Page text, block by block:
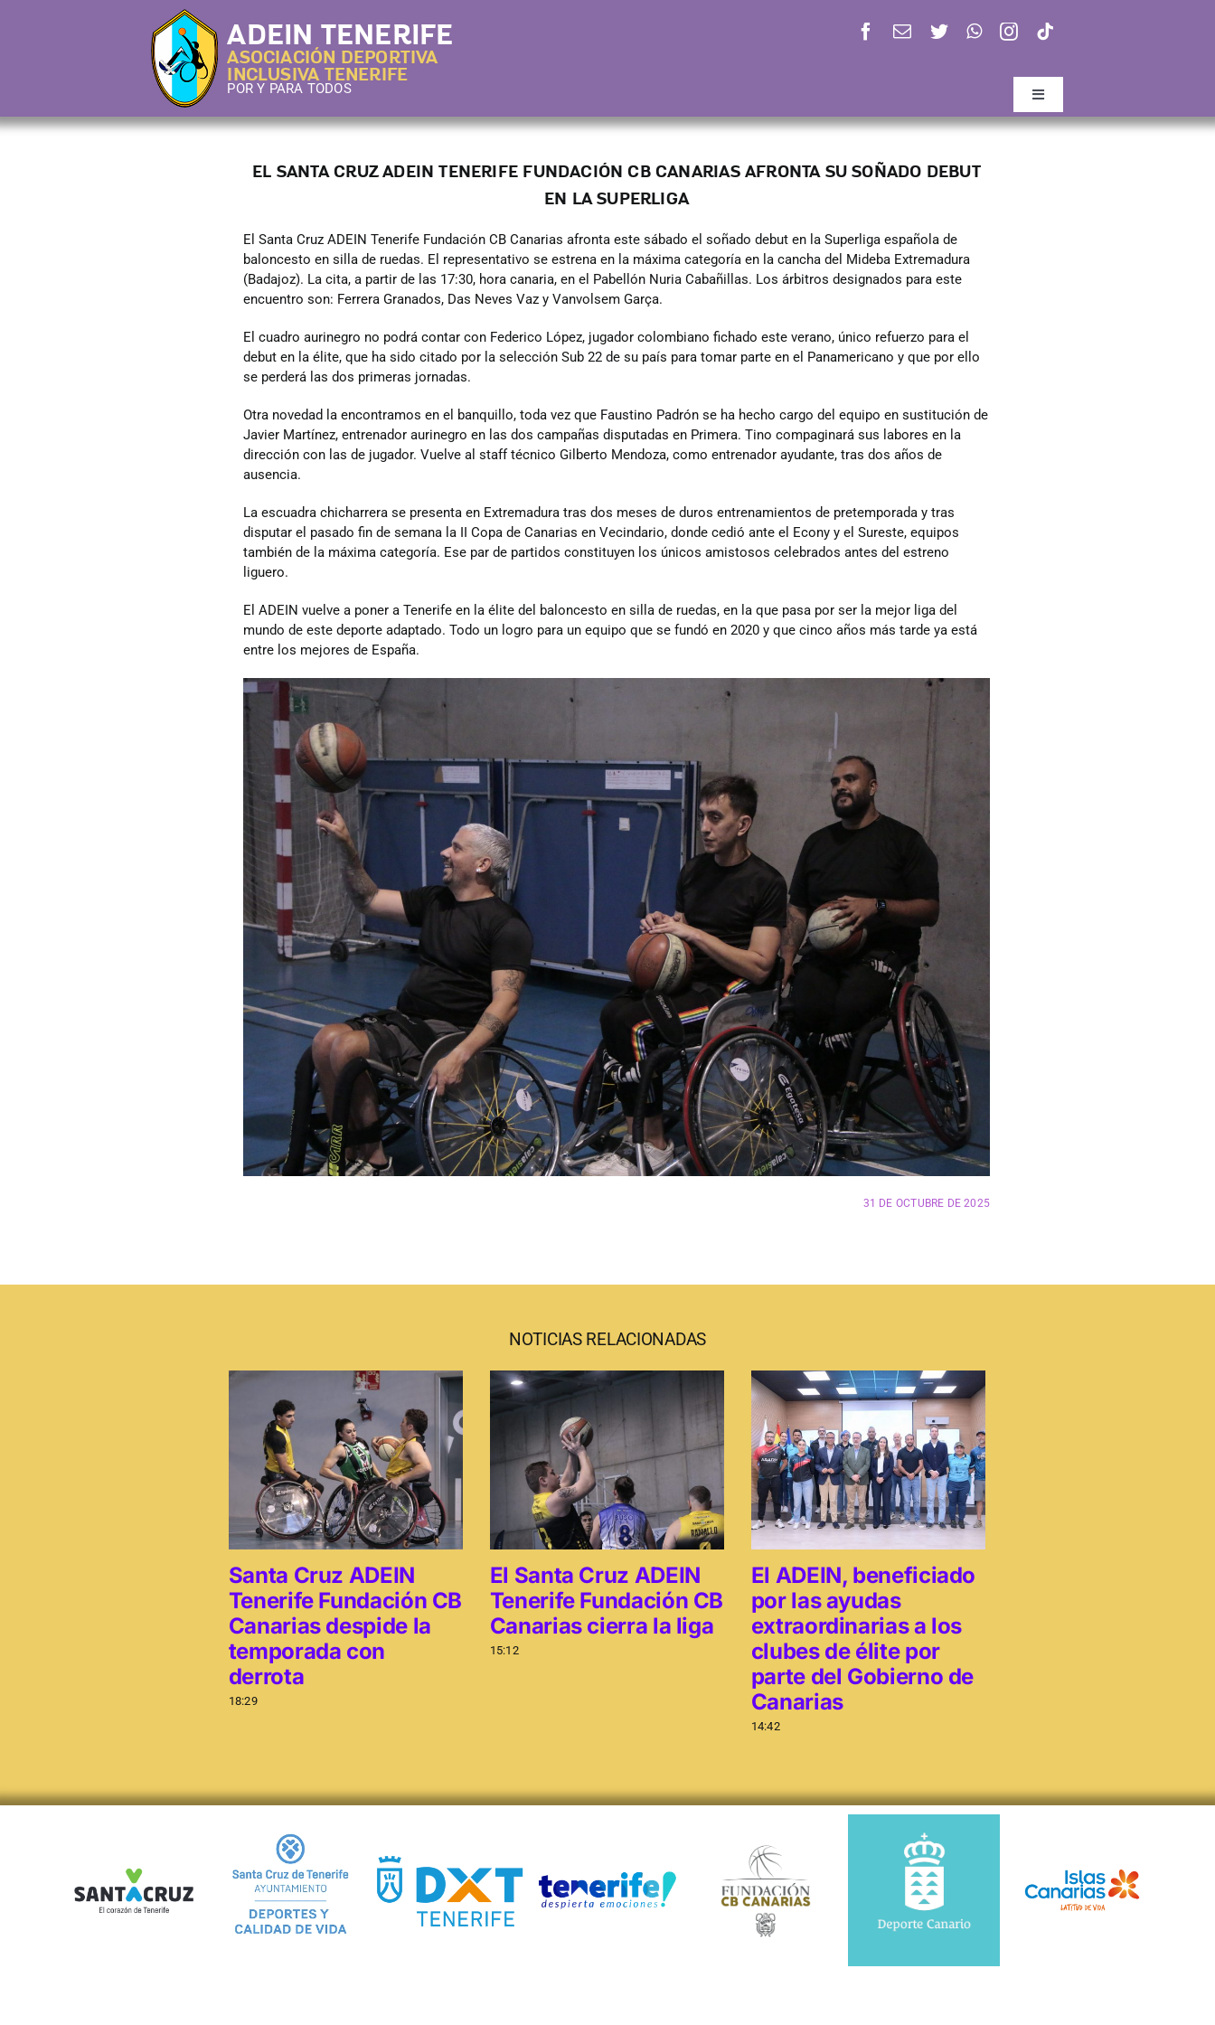
ADEIN TENERIFE
ASOCIACIÓN DEPORTIVA
INCLUSIVA TENERIFE
POR Y PARA TODOS
Toggle
Navigation
EL SANTA CRUZ ADEIN TENERIFE FUNDACIÓN CB CANARIAS AFRONTA SU SOÑADO DEBUT
EN LA SUPERLIGA
El Santa Cruz ADEIN Tenerife Fundación CB Canarias afronta este sábado el soñado debut en la Superliga española de
baloncesto en silla de ruedas. El representativo se estrena en la máxima categoría en la cancha del Mideba Extremadura
(Badajoz). La cita, a partir de las 17:30, hora canaria, en el Pabellón Nuria Cabañillas. Los árbitros designados para este
encuentro son: Ferrera Granados, Das Neves Vaz y Vanvolsem Garça.
El cuadro aurinegro no podrá contar con Federico López, jugador colombiano fichado este verano, único refuerzo para el
debut en la élite, que ha sido citado por la selección Sub 22 de su país para tomar parte en el Panamericano y que por ello
se perderá las dos primeras jornadas.
Otra novedad la encontramos en el banquillo, toda vez que Faustino Padrón se ha hecho cargo del equipo en sustitución de
Javier Martínez, entrenador aurinegro en las dos campañas disputadas en Primera. Tino compaginará sus labores en la
dirección con las de jugador. Vuelve al staff técnico Gilberto Mendoza, como entrenador ayudante, tras dos años de
ausencia.
La escuadra chicharrera se presenta en Extremadura tras dos meses de duros entrenamientos de pretemporada y tras
disputar el pasado fin de semana la II Copa de Canarias en Vecindario, donde cedió ante el Econy y el Sureste, equipos
también de la máxima categoría. Ese par de partidos constituyen los únicos amistosos celebrados antes del estreno
liguero.
El ADEIN vuelve a poner a Tenerife en la élite del baloncesto en silla de ruedas, en la que pasa por ser la mejor liga del
mundo de este deporte adaptado. Todo un logro para un equipo que se fundó en 2020 y que cinco años más tarde ya está
entre los mejores de España.
31 DE OCTUBRE DE 2025
NOTICIAS RELACIONADAS
Santa Cruz ADEIN
Tenerife Fundación CB
Canarias despide la
temporada con
derrota
18:29
El Santa Cruz ADEIN
Tenerife Fundación CB
Canarias cierra la liga
15:12
El ADEIN, beneficiado
por las ayudas
extraordinarias a los
clubes de élite por
parte del Gobierno de
Canarias
14:42